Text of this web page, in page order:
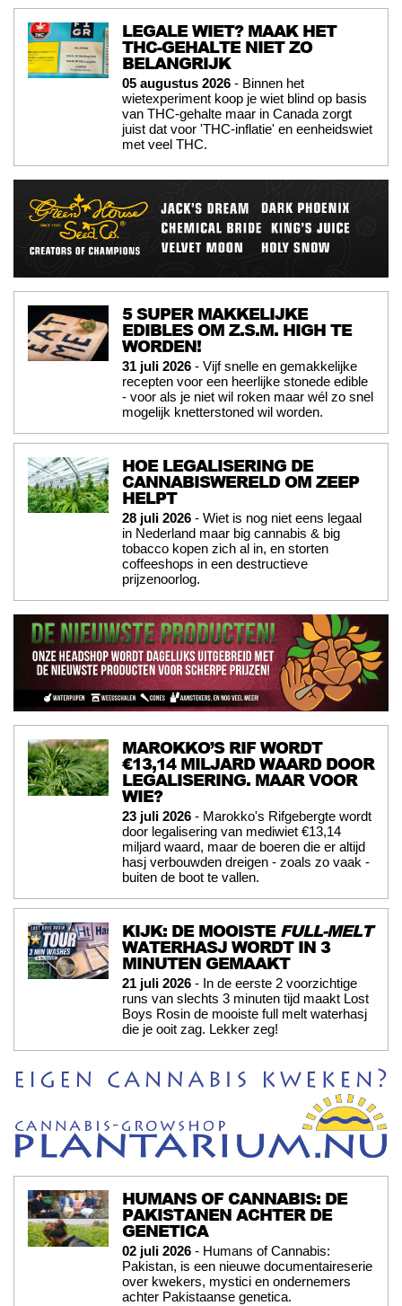
LEGALE WIET? MAAK HET
THC-GEHALTE NIET ZO
BELANGRIJK
05 augustus 2026 - Binnen het
wietexperiment koop je wiet blind op basis
van THC-gehalte maar in Canada zorgt
juist dat voor 'THC-inflatie' en eenheidswiet
met veel THC.
5 SUPER MAKKELIJKE
EDIBLES OM Z.S.M. HIGH TE
WORDEN!
31 juli 2026 - Vijf snelle en gemakkelijke
recepten voor een heerlijke stonede edible
- voor als je niet wil roken maar wél zo snel
mogelijk knetterstoned wil worden.
HOE LEGALISERING DE
CANNABISWERELD OM ZEEP
HELPT
28 juli 2026 - Wiet is nog niet eens legaal
in Nederland maar big cannabis & big
tobacco kopen zich al in, en storten
coffeeshops in een destructieve
prijzenoorlog.
MAROKKO’S RIF WORDT
€13,14 MILJARD WAARD DOOR
LEGALISERING. MAAR VOOR
WIE?
23 juli 2026 - Marokko's Rifgebergte wordt
door legalisering van mediwiet €13,14
miljard waard, maar de boeren die er altijd
hasj verbouwden dreigen - zoals zo vaak -
buiten de boot te vallen.
KIJK: DE MOOISTEFULL-MELT
WATERHASJ WORDT IN 3
MINUTEN GEMAAKT
21 juli 2026 - In de eerste 2 voorzichtige
runs van slechts 3 minuten tijd maakt Lost
Boys Rosin de mooiste full melt waterhasj
die je ooit zag. Lekker zeg!
HUMANS OF CANNABIS: DE
PAKISTANEN ACHTER DE
GENETICA
02 juli 2026 - Humans of Cannabis:
Pakistan, is een nieuwe documentaireserie
over kwekers, mystici en ondernemers
achter Pakistaanse genetica.